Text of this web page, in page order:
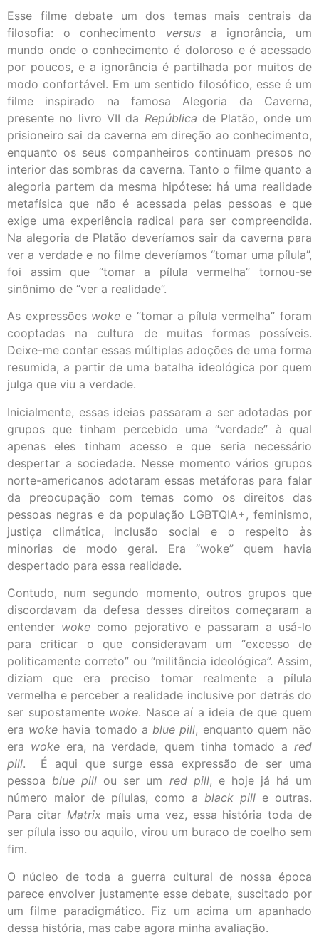
Esse filme debate um dos temas mais centrais da
filosofia: o conhecimento versus a ignorância, um
mundo onde o conhecimento é doloroso e é acessado
por poucos, e a ignorância é partilhada por muitos de
modo confortável. Em um sentido filosófico, esse é um
filme inspirado na famosa Alegoria da Caverna,
presente no livro VII da República de Platão, onde um
prisioneiro sai da caverna em direção ao conhecimento,
enquanto os seus companheiros continuam presos no
interior das sombras da caverna. Tanto o filme quanto a
alegoria partem da mesma hipótese: há uma realidade
metafísica que não é acessada pelas pessoas e que
exige uma experiência radical para ser compreendida.
Na alegoria de Platão deveríamos sair da caverna para
ver a verdade e no filme deveríamos “tomar uma pílula”,
foi assim que “tomar a pílula vermelha” tornou-se
sinônimo de “ver a realidade”.
As expressões woke e “tomar a pílula vermelha” foram
cooptadas na cultura de muitas formas possíveis.
Deixe-me contar essas múltiplas adoções de uma forma
resumida, a partir de uma batalha ideológica por quem
julga que viu a verdade.
Inicialmente, essas ideias passaram a ser adotadas por
grupos que tinham percebido uma “verdade” à qual
apenas eles tinham acesso e que seria necessário
despertar a sociedade. Nesse momento vários grupos
norte-americanos adotaram essas metáforas para falar
da preocupação com temas como os direitos das
pessoas negras e da população LGBTQIA+, feminismo,
justiça climática, inclusão social e o respeito às
minorias de modo geral. Era “woke” quem havia
despertado para essa realidade.
Contudo, num segundo momento, outros grupos que
discordavam da defesa desses direitos começaram a
entender wokecomo pejorativo e passaram a usá-lo
para criticar o que consideravam um “excesso de
politicamente correto” ou “militância ideológica”. Assim,
diziam que era preciso tomar realmente a pílula
vermelha e perceber a realidade inclusive por detrás do
ser supostamente woke. Nasce aí a ideia de que quem
era woke havia tomado ablue pill, enquanto quem não
era wokeera, na verdade, quem tinha tomado ared
pill. É aqui que surge essa expressão de ser uma
pessoablue pill ou ser um red pill, e hoje já há um
número maior de pílulas, como a black pill e outras.
Para citar Matrixmais uma vez, essa história toda de
ser pílula isso ou aquilo, virou um buraco de coelho sem
fim.
O núcleo de toda a guerra cultural de nossa época
parece envolver justamente esse debate, suscitado por
um filme paradigmático. Fiz um acima um apanhado
dessa história, mas cabe agora minha avaliação.